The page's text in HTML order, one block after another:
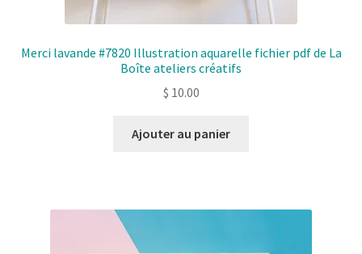
Merci lavande #7820 Illustration aquarelle fichier pdf de La
Boîte ateliers créatifs
$ 10.00
Ajouter au panier